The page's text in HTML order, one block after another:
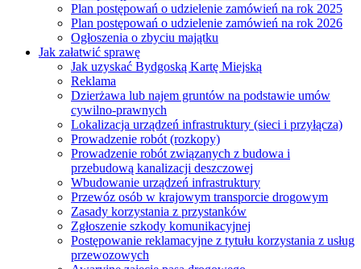
Plan postępowań o udzielenie zamówień na rok 2025
Plan postępowań o udzielenie zamówień na rok 2026
Ogłoszenia o zbyciu majątku
Jak załatwić sprawę
Jak uzyskać Bydgoską Kartę Miejską
Reklama
Dzierżawa lub najem gruntów na podstawie umów
cywilno-prawnych
Lokalizacja urządzeń infrastruktury (sieci i przyłącza)
Prowadzenie robót (rozkopy)
Prowadzenie robót związanych z budowa i
przebudową kanalizacji deszczowej
Wbudowanie urządzeń infrastruktury
Przewóz osób w krajowym transporcie drogowym
Zasady korzystania z przystanków
Zgłoszenie szkody komunikacyjnej
Postępowanie reklamacyjne z tytułu korzystania z usług
przewozowych